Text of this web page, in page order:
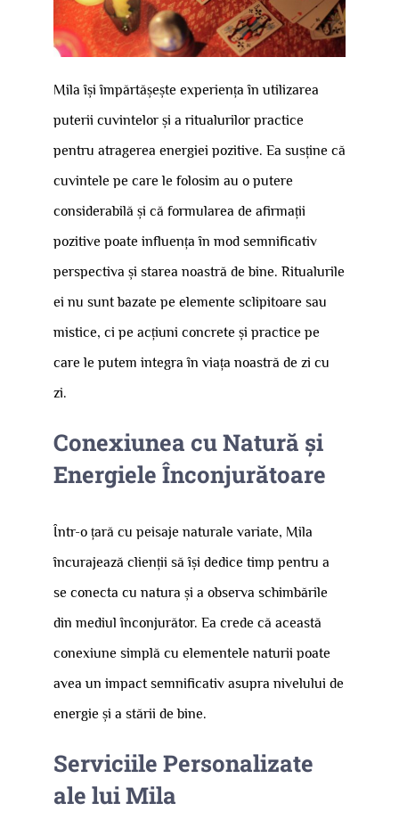
Mila își împărtășește experiența în utilizarea
puterii cuvintelor și a ritualurilor practice
pentru atragerea energiei pozitive. Ea susține că
cuvintele pe care le folosim au o putere
considerabilă și că formularea de afirmații
pozitive poate influența în mod semnificativ
perspectiva și starea noastră de bine. Ritualurile
ei nu sunt bazate pe elemente sclipitoare sau
mistice, ci pe acțiuni concrete și practice pe
care le putem integra în viața noastră de zi cu
zi.
Conexiunea cu Natură și
Energiele Înconjurătoare
Într-o țară cu peisaje naturale variate, Mila
încurajează clienții să își dedice timp pentru a
se conecta cu natura și a observa schimbările
din mediul înconjurător. Ea crede că această
conexiune simplă cu elementele naturii poate
avea un impact semnificativ asupra nivelului de
energie și a stării de bine.
Serviciile Personalizate
ale lui Mila